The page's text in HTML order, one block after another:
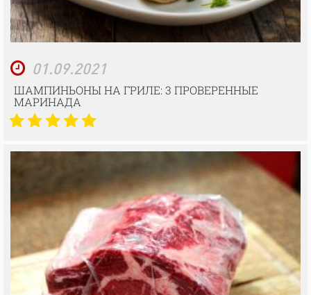
01.09.2021
ШАМПИНЬОНЫ НА ГРИЛЕ: 3 ПРОВЕРЕННЫЕ
МАРИНАДА